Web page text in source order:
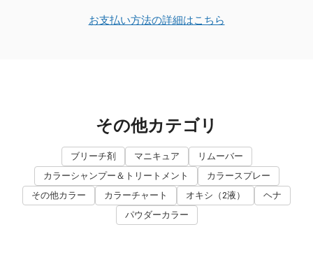
お支払い方法の詳細はこちら
その他カテゴリ
ブリーチ剤 マニキュア
リムーバー
カラーシャンプー＆トリートメント
カラースプレー
その他カラー
カラーチャート オキシ（2液）
ヘナ
パウダーカラー